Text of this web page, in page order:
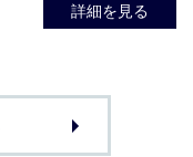
詳細を見る